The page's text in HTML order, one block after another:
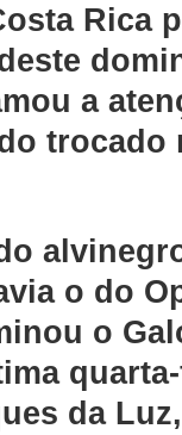
Rica
a
o do
o
da